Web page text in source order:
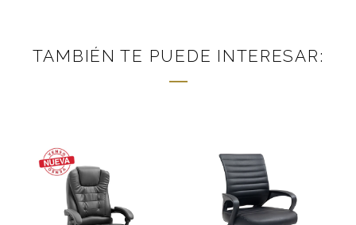
TAMBIÉN TE PUEDE INTERESAR: